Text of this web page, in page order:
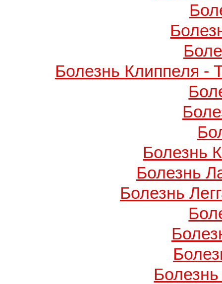
Болезнь Клиппеля -
Болезнь
Болезнь
Болезнь